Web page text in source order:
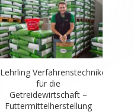
Lehrling Verfahrenstechniker:in
für die
Getreidewirtschaft –
Futtermittelherstellung